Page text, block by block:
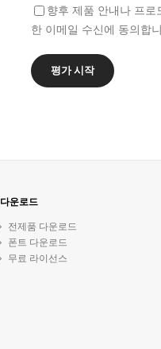
향후 제품 안내나 프로
한 이메일 수신에 동의합
다운로드
전제품 다운로드
폰트 다운로드
무료 라이선스